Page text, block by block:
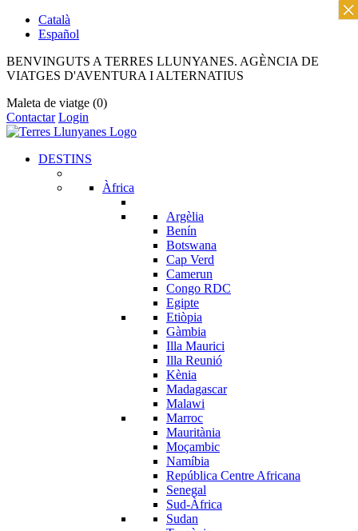
Català
Español
BENVINGUTS A TERRES LLUNYANES. AGÈNCIA DE
VIATGES D'AVENTURA I ALTERNATIUS
Maleta de viatge (0)
Contactar Login
DESTINS
Àfrica
Argèlia
Benín
Botswana
Cap Verd
Camerun
Congo RDC
Egipte
Etiòpia
Gàmbia
Illa Maurici
Illa Reunió
Kènia
Madagascar
Malawi
Marroc
Mauritània
Moçambic
Namíbia
República Centre Africana
Senegal
Sud-Àfrica
Sudan
×